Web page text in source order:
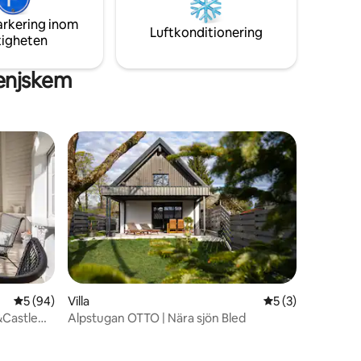
per dag, 1,56 för barn över 7 år) ingår
inte.
inom
Luftkonditionering
5 av 5 i genomsnittligt betyg, 94 omdömen
5 (94)
Villa 5 av 5 i
5 (3)
Alpstugan OTTO | Nära sjön Bled